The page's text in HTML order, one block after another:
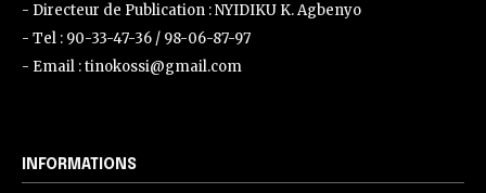
- Directeur de Publication : NYIDIKU K. Agbenyo
- Tel : 90-33-47-36 / 98-06-87-97
- Email : tinokossi@gmail.com
INFORMATIONS